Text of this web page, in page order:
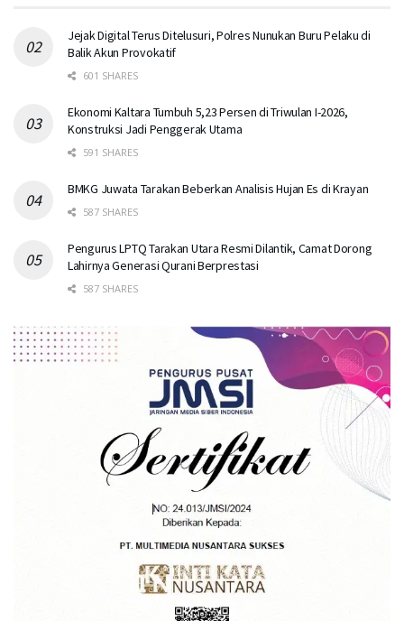
Jejak Digital Terus Ditelusuri, Polres Nunukan Buru Pelaku di
Balik Akun Provokatif
601 SHARES
Ekonomi Kaltara Tumbuh 5,23 Persen di Triwulan I-2026,
Konstruksi Jadi Penggerak Utama
591 SHARES
BMKG Juwata Tarakan Beberkan Analisis Hujan Es di Krayan
587 SHARES
Pengurus LPTQ Tarakan Utara Resmi Dilantik, Camat Dorong
Lahirnya Generasi Qurani Berprestasi
587 SHARES